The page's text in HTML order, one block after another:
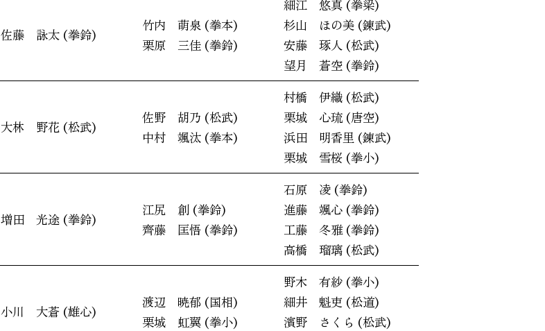
佐藤 詠太 (拳鈴)
竹内 萌泉 (拳本)
栗原 三佳 (拳鈴)
細江 悠真 (拳梁)
杉山 ほの美 (錬武)
安藤 琢人 (松武)
望月 蒼空 (拳鈴)
大林 野花 (松武)
佐野 胡乃 (松武)
中村 颯汰 (拳本)
村橋 伊織 (松武)
栗城 心琉 (唐空)
浜田 明香里 (錬武)
栗城 雪桜 (拳小)
増田 光途 (拳鈴)
江尻 創 (拳鈴)
齊藤 匡悟 (拳鈴)
石原 凌 (拳鈴)
進藤 颯心 (拳鈴)
工藤 冬雅 (拳鈴)
高橋 瑠璃 (松武)
小川 大蒼 (雄心)
渡辺 暁郁 (国相)
栗城 虹翼 (拳小)
野木 有紗 (拳小)
細井 魁吏 (松道)
濱野 さくら (松武)